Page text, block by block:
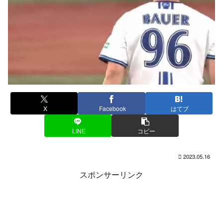
X Facebook はてブ
LINE コピー
2023.05.16
スポンサーリンク